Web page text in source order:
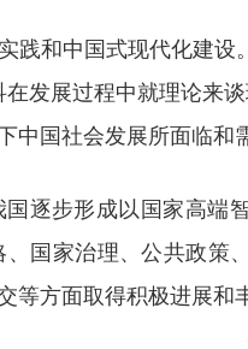
践和中国式现代化建
发展过程中就理论来
国社会发展所面临
逐步形成以国家高
国家治理、公共政
方面取得积极进展和